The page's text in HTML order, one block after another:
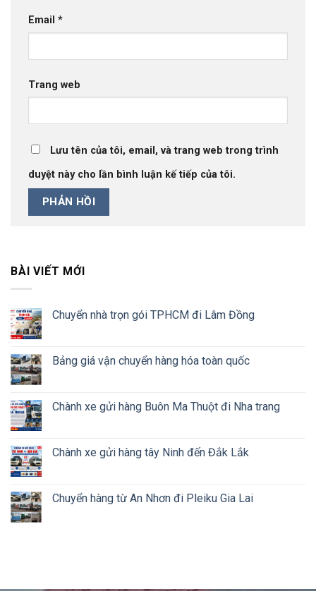
Email *
Trang web
Lưu tên của tôi, email, và trang web trong trình
duyệt này cho lần bình luận kế tiếp của tôi.
BÀI VIẾT MỚI
Chuyển nhà trọn gói TPHCM đi Lâm Đồng
Bảng giá vận chuyển hàng hóa toàn quốc
Chành xe gửi hàng Buôn Ma Thuột đi Nha trang
Chành xe gửi hàng tây Ninh đến Đắk Lắk
Chuyển hàng từ An Nhơn đi Pleiku Gia Lai